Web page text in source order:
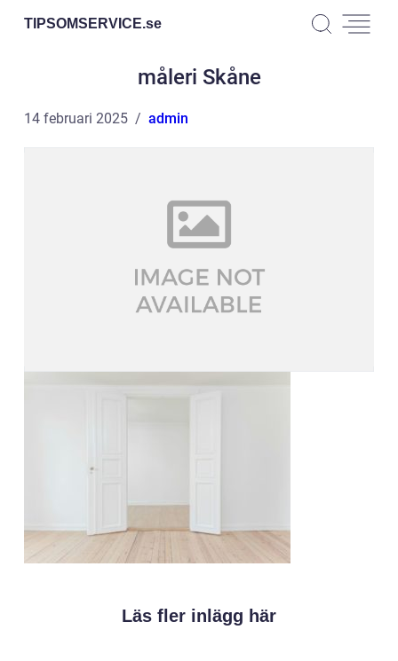
TIPSOMSERVICE.se
måleri Skåne
14 februari 2025 admin
Läs fler inlägg här